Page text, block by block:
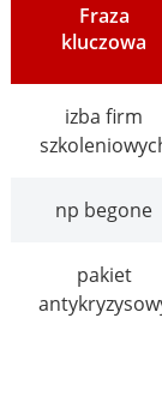
Fraza
kluczowa
izba firm
np begone
pakiet